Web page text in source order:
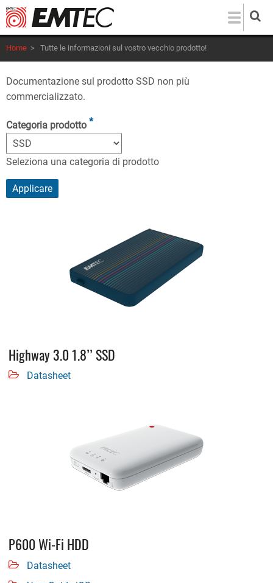
Salta
al
contenuto
principale
Home > Tutte le informazioni sul vostro vecchio prodotto!
Documentazione sul prodotto SSD non più
commercializzato.
Categoria prodotto
Seleziona una categoria di prodotto
Highway 3.0 1.8’’ SSD
Datasheet
P600 Wi-Fi HDD
Datasheet